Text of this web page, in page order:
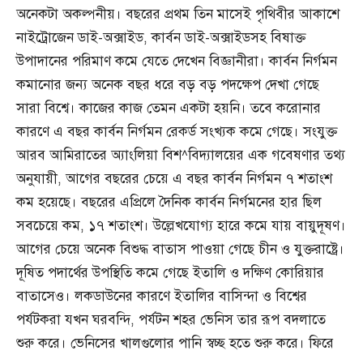
অনেকটা অকল্পনীয়। বছরের প্রথম তিন মাসেই পৃথিবীর আকাশে
নাইট্রোজেন ডাই-অক্সাইড, কার্বন ডাই-অক্সাইডসহ বিষাক্ত
উপাদানের পরিমাণ কমে যেতে দেখেন বিজ্ঞানীরা। কার্বন নির্গমন
কমানোর জন্য অনেক বছর ধরে বড় বড় পদক্ষেপ দেখা গেছে
সারা বিশ্বে। কাজের কাজ তেমন একটা হয়নি। তবে করোনার
কারণে এ বছর কার্বন নির্গমন রেকর্ড সংখ্যক কমে গেছে। সংযুক্ত
আরব আমিরাতের অ্যাংলিয়া বিশ^বিদ্যালয়ের এক গবেষণার তথ্য
অনুযায়ী, আগের বছরের চেয়ে এ বছর কার্বন নির্গমন ৭ শতাংশ
কম হয়েছে। বছরের এপ্রিলে দৈনিক কার্বন নির্গমনের হার ছিল
সবচেয়ে কম, ১৭ শতাংশ। উল্লেখযোগ্য হারে কমে যায় বায়ুদূষণ।
আগের চেয়ে অনেক বিশুদ্ধ বাতাস পাওয়া গেছে চীন ও যুক্তরাষ্ট্রে।
দূষিত পদার্থের উপস্থিতি কমে গেছে ইতালি ও দক্ষিণ কোরিয়ার
বাতাসেও। লকডাউনের কারণে ইতালির বাসিন্দা ও বিশ্বের
পর্যটকরা যখন ঘরবন্দি, পর্যটন শহর ভেনিস তার রূপ বদলাতে
শুরু করে। ভেনিসের খালগুলোর পানি স্বচ্ছ হতে শুরু করে। ফিরে